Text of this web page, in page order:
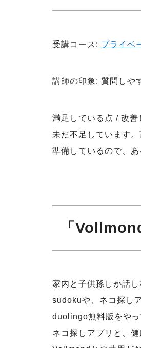
受講コース: プライベ
講師の印象: 質問しや
満足している点 / 改
未だ不足しています
準備しているので、
「
家内と子供孫しか話
sudokuや、ネコ探し
duolingo無料版をやっ
ネコ探しアプリと、